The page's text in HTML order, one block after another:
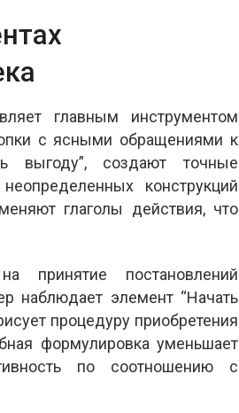
главным инструментом
с ясными обращениями к
выгоду”, создают точные
конструкций
глаголы действия, что
принятие постановлений
наблюдает элемент “Начать
процедуру приобретения
формулировка уменьшает
по соотношению с